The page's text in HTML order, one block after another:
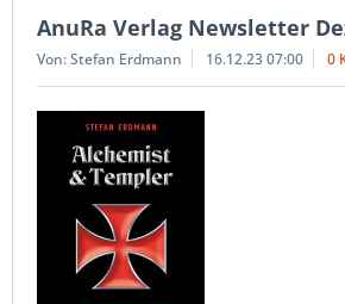
AnuRa Verlag Newsletter
Von: Stefan Erdmann 16.12.23 07:00 0